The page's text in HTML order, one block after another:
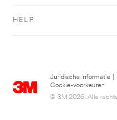
HELP
Juridische informatie
Cookie-voorkeuren
© 3M 2026. Alle